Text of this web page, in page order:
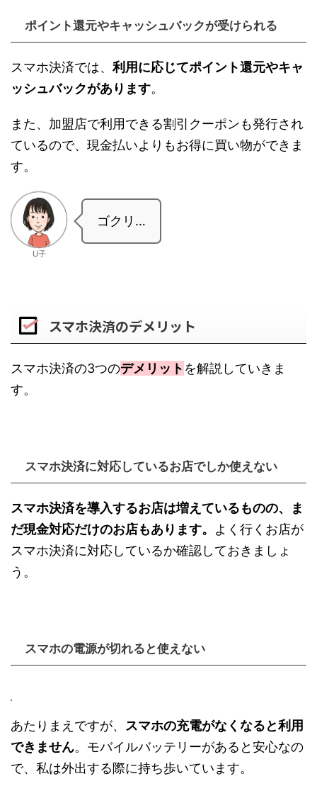
ポイント還元やキャッシュバックが受けられる
スマホ決済では、利用に応じてポイント還元やキャ
ッシュバックがあります。
また、加盟店で利用できる割引クーポンも発行され
ているので、現金払いよりもお得に買い物ができま
す。
U子
ゴクリ…
スマホ決済のデメリット
スマホ決済の3つのデメリット を解説していきま
す。
スマホ決済に対応しているお店でしか使えない
スマホ決済を導入するお店は増えているものの、ま
だ現金対応だけのお店もあります。 よく行くお店が
スマホ決済に対応しているか確認しておきましょ
う。
スマホの電源が切れると使えない
あたりまえですが、 スマホの充電がなくなると利用
できません。モバイルバッテリーがあると安心なの
で、私は外出する際に持ち歩いています。